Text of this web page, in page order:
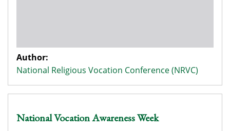
Author:
National Religious Vocation Conference (NRVC)
National Vocation Awareness Week